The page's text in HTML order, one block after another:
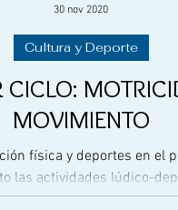
CICLO:
MOVIMIENTO
física y deportes en el
las actividades lúdico-
proyecto de...
Cultura y Deporte
30 nov 2020